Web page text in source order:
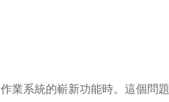
業系統的嶄新功能時。這個問題